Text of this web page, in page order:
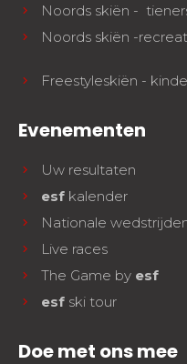
Noords skiën -
Noords skiën -
Freestyleskiën -
Evenementen
Uw resultaten
esf kalender
Nationale
Live races
The Game by esf
esf ski tour
Doe met ons mee